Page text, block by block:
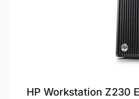
HP Workstation Z230